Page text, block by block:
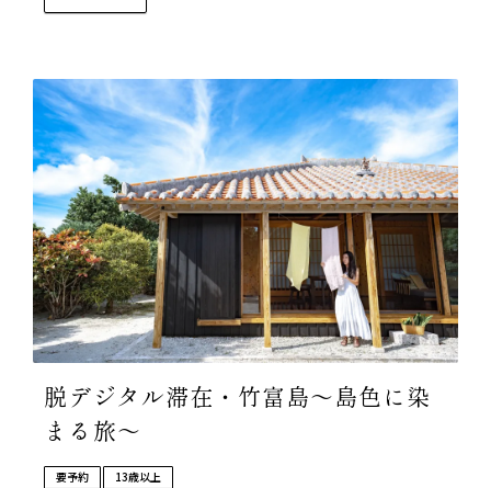
脱デジタル滞在・竹富島～島色に染
まる旅～
要予約
13歳以上